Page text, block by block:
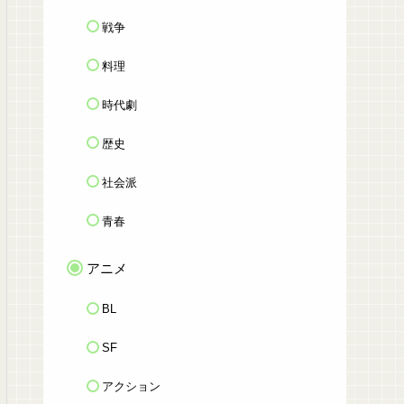
戦争
料理
時代劇
歴史
社会派
青春
アニメ
BL
SF
アクション